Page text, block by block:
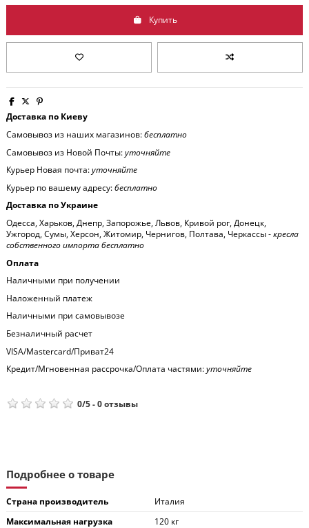
Купить
Доставка по Киеву
Самовывоз из наших магазинов:бесплатно
Самовывоз из Новой Почты:уточняйте
Курьер Новая почта:уточняйте
Курьер по вашему адресу:бесплатно
Доставка по Украине
Одесса, Харьков, Днепр, Запорожье, Львов, Кривой рог, Донецк,
Ужгород, Сумы, Херсон, Житомир, Чернигов, Полтава, Черкассы -кресла
собственного импорта бесплатно
Оплата
Наличными при получении
Наложенный платеж
Наличными при самовывозе
Безналичный расчет
VISA/Mastercard/Приват24
Кредит/Мгновенная рассрочка/Оплата частями:уточняйте
0/5-0отзывы
Подробнее о товаре
Страна производитель
Италия
Максимальная нагрузка
120 кг